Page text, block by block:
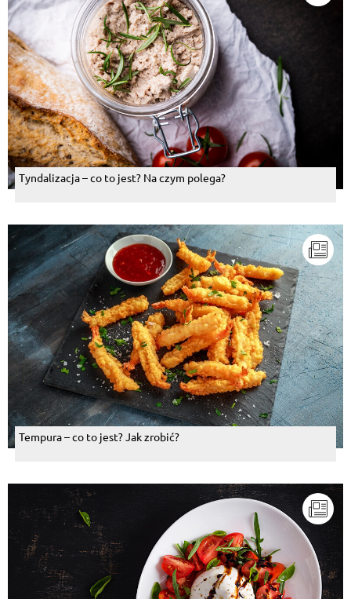
Tyndalizacja – co to jest? Na czym polega?
Tempura – co to jest? Jak zrobić?